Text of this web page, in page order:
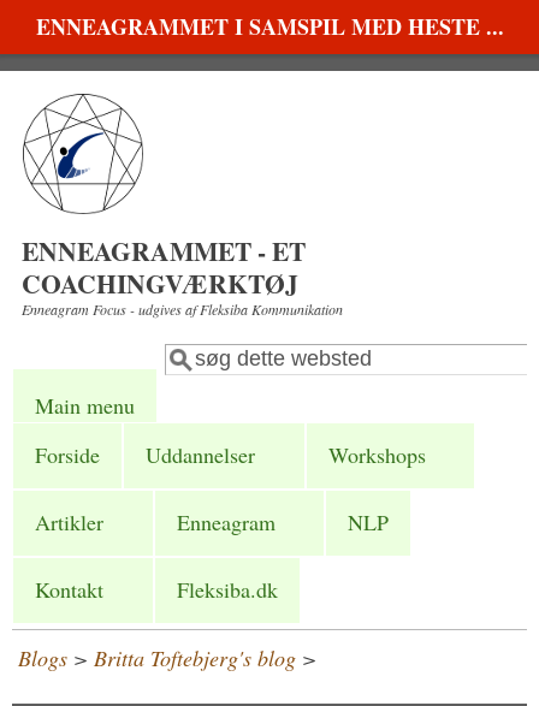
Gå til hovedindhold
ENNEAGRAMMET I SAMSPIL MED HESTE ...
ENNEAGRAMMET - ET
COACHINGVÆRKTØJ
Enneagram Focus - udgives af Fleksiba Kommunikation
Søgefelt
Søg
Main menu
Forside
Uddannelser Workshops
Artikler Enneagram NLP
Kontakt Fleksiba.dk
Blogs > Britta Toftebjerg's blog >